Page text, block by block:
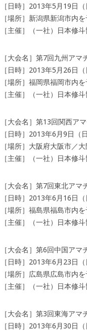
［日時］2013年5月19日（
［場所］新潟県新潟市内
［主催］（一社）日本修
［大会名］第7回九州ア
［日時］2013年5月26日（
［場所］福岡県福岡市内
［主催］（一社）日本修
［大会名］第13回関西ア
［日時］2013年6月9日（日
［場所］大阪府大阪市／
［主催］（一社）日本修
［大会名］第7回東北ア
［日時］2013年6月16日（
［場所］福島県福島市内
［主催］（一社）日本修
［大会名］第6回中国ア
［日時］2013年6月23日（
［場所］広島県広島市内
［主催］（一社）日本修
［大会名］第3回東海ア
［日時］2013年6月30日（